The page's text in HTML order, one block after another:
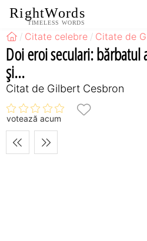
RightWords
TIMELESS WORDS
Citate celebre Citate de
Doi eroi seculari:
şi...
Citat de Gilbert Cesbron
votează acum